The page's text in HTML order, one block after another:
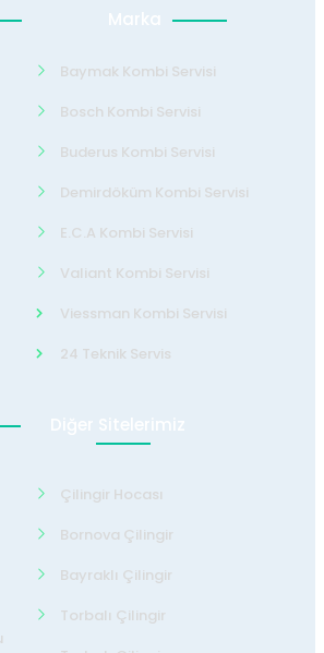
Marka
Baymak Kombi Servisi
Bosch Kombi Servisi
Buderus Kombi Servisi
Demirdöküm Kombi Servisi
E.C.A Kombi Servisi
Valiant Kombi Servisi
Viessman Kombi Servisi
24 Teknik Servis
Diğer Sitelerimiz
Çilingir Hocası
Bornova Çilingir
Bayraklı Çilingir
Torbalı Çilingir